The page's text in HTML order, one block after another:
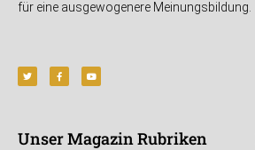
für eine ausgewogenere Meinungsbildung.
Unser MagazinRubriken